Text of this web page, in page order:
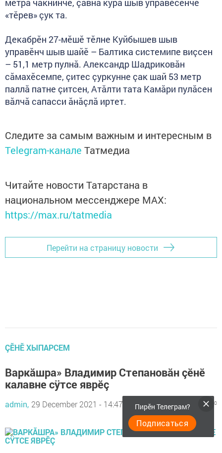
метра чакнинче, çавна кура шыв управӗсенче
«тӗрев» çук та.
Декабрӗн 27-мӗшӗ тӗлне Куйбышев шыв
управӗнч шыв шайӗ – Балтика системипе виçсен
– 51,1 метр пулнă. Александр Шадриковăн
сăмахӗсемпе, çитес çуркунне çак шай 53 метр
паллă патне çитсен, Атăлти тата Камăри пулăсен
вăлчă сапасси ăнăçлă иртет.
Следите за самым важным и интересным в
Telegram-канале Татмедиа
Читайте новости Татарстана в
национальном мессенджере MАХ:
https://max.ru/tatmedia
Перейти на страницу новости
ÇӖНӖ ХЫПАРСЕМ
Варкăшра» Владимир Степановăн çĕнĕ
калавне сÿтсе яврĕç
admin, 29 December 2021 - 14:47 0
Пирӗн Телеграм?
Подписаться